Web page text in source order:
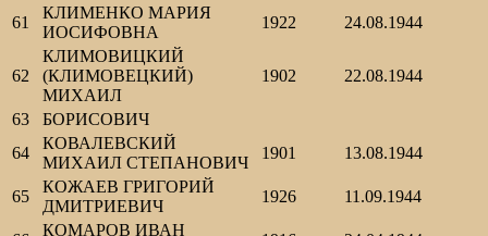
61
КЛИМЕНКО МАРИЯ
ИОСИФОВНА
1922 24.08.1944
62
КЛИМОВИЦКИЙ
(КЛИМОВЕЦКИЙ)
МИХАИЛ
1902 22.08.1944
63
БОРИСОВИЧ
64
КОВАЛЕВСКИЙ
МИХАИЛ СТЕПАНОВИЧ
1901 13.08.1944
65
КОЖАЕВ ГРИГОРИЙ
ДМИТРИЕВИЧ
1926 11.09.1944
КОМАРОВ ИВАН